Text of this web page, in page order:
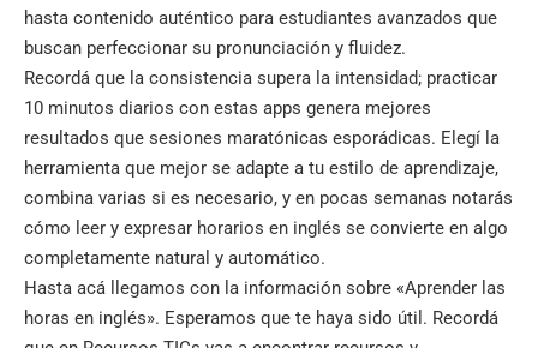
hasta contenido auténtico para estudiantes avanzados que
buscan perfeccionar su pronunciación y fluidez.
Recordá que la consistencia supera la intensidad; practicar
10 minutos diarios con estas apps genera mejores
resultados que sesiones maratónicas esporádicas. Elegí la
herramienta que mejor se adapte a tu estilo de aprendizaje,
combina varias si es necesario, y en pocas semanas notarás
cómo leer y expresar horarios en inglés se convierte en algo
completamente natural y automático.
Hasta acá llegamos con la información sobre «Aprender las
horas en inglés». Esperamos que te haya sido útil. Recordá